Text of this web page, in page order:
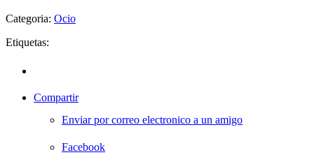
Categoria: Ocio
Etiquetas:
Compartir
Enviar por correo electronico a un amigo
Facebook